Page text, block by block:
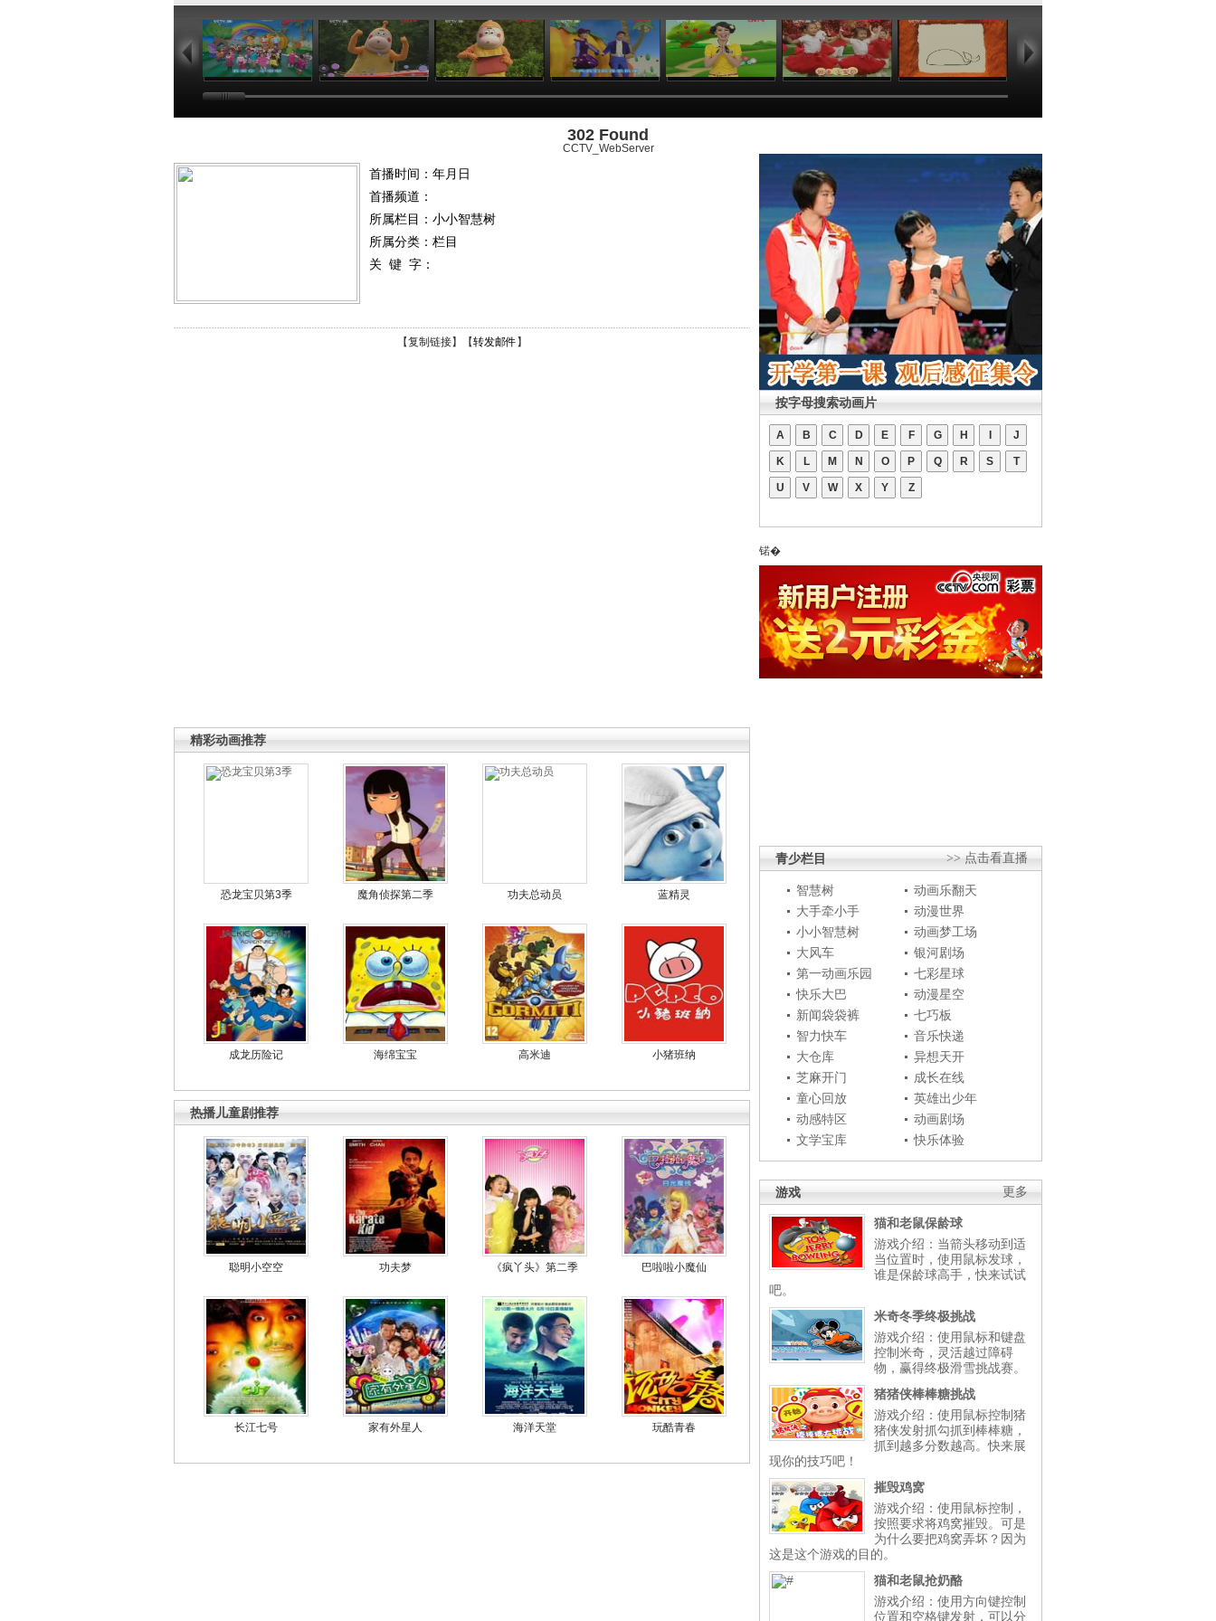
01:02 03:24 01:26 00:58 04:40 01:36 06:49
302 Found
CCTV_WebServer
首播时间：年月日
首播频道：
所属栏目： 小小智慧树
所属分类：栏目
关 键 字：
【复制链接】【转发邮件 】
精彩动画推荐
恐龙宝贝第3季 魔角侦探第二季 功夫总动员 蓝精灵
成龙历险记 海绵宝宝 高米迪 小猪班纳
热播儿童剧推荐
聪明小空空 功夫梦 《疯丫头》第二季 巴啦啦小魔仙
长江七号 家有外星人 海洋天堂 玩酷青春
按字母搜索动画片
A B C D E F G H J
K L M N O P Q R S T
U V W X Y Z
锘�
>> 点击看直播
青少栏目
智慧树
动画乐翻天
大手牵小手
动漫世界
小小智慧树
动画梦工场
大风车
银河剧场
第一动画乐园
七彩星球
快乐大巴
动漫星空
新闻袋袋裤
七巧板
智力快车
音乐快递
大仓库
异想天开
芝麻开门
成长在线
童心回放
英雄出少年
动感特区
动画剧场
文学宝库
快乐体验
更多
游戏
猫和老鼠保龄球
游戏介绍：当箭头移动到适
当位置时，使用鼠标发球，
谁是保龄球高手，快来试试
吧。
米奇冬季终极挑战
游戏介绍：使用鼠标和键盘
控制米奇，灵活越过障碍
物，赢得终极滑雪挑战赛。
猪猪侠棒棒糖挑战
游戏介绍：使用鼠标控制猪
猪侠发射抓勾抓到棒棒糖，
抓到越多分数越高。快来展
现你的技巧吧！
摧毁鸡窝
游戏介绍：使用鼠标控制，
按照要求将鸡窝摧毁。可是
为什么要把鸡窝弄坏？因为
这是这个游戏的目的。
猫和老鼠抢奶酪
游戏介绍：使用方向键控制
位置和空格键发射，可以分